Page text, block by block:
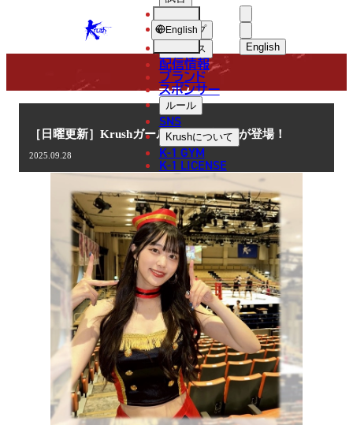
KRUSH English
ショップ
ニュース
配信情報
ブランド
スポンサー
ルール
SNS
Krushについて
K-1 GYM
K-1 LICENSE
English
COLUMN
コラム
［日曜更新］Krushガールズ杉本愛莉鈴が登場！
2025.09.28